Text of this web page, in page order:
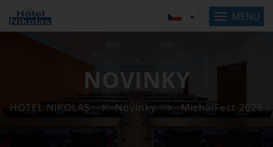
MENU
NOVINKY
HOTEL NIKOLAS Novinky MichalFest 2026